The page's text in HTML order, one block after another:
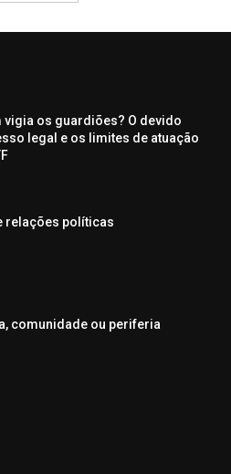
vigia os guardiões? O devido
legal e os limites de atuação
relações políticas
comunidade ou periferia